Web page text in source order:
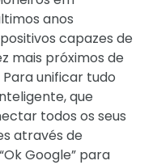
anos
capazes de
mais próximos de
unificar tudo
que
todos os seus
através de
Google” para